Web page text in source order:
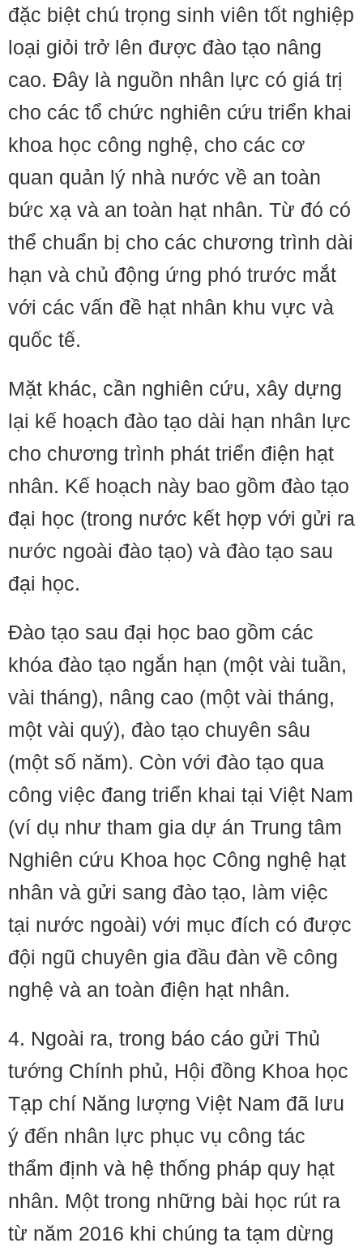
đặc biệt chú trọng sinh viên tốt nghiệp
loại giỏi trở lên được đào tạo nâng
cao. Đây là nguồn nhân lực có giá trị
cho các tổ chức nghiên cứu triển khai
khoa học công nghệ, cho các cơ
quan quản lý nhà nước về an toàn
bức xạ và an toàn hạt nhân. Từ đó có
thể chuẩn bị cho các chương trình dài
hạn và chủ động ứng phó trước mắt
với các vấn đề hạt nhân khu vực và
quốc tế.
Mặt khác, cần nghiên cứu, xây dựng
lại kế hoạch đào tạo dài hạn nhân lực
cho chương trình phát triển điện hạt
nhân. Kế hoạch này bao gồm đào tạo
đại học (trong nước kết hợp với gửi ra
nước ngoài đào tạo) và đào tạo sau
đại học.
Đào tạo sau đại học bao gồm các
khóa đào tạo ngắn hạn (một vài tuần,
vài tháng), nâng cao (một vài tháng,
một vài quý), đào tạo chuyên sâu
(một số năm). Còn với đào tạo qua
công việc đang triển khai tại Việt Nam
(ví dụ như tham gia dự án Trung tâm
Nghiên cứu Khoa học Công nghệ hạt
nhân và gửi sang đào tạo, làm việc
tại nước ngoài) với mục đích có được
đội ngũ chuyên gia đầu đàn về công
nghệ và an toàn điện hạt nhân.
4. Ngoài ra, trong báo cáo gửi Thủ
tướng Chính phủ, Hội đồng Khoa học
Tạp chí Năng lượng Việt Nam đã lưu
ý đến nhân lực phục vụ công tác
thẩm định và hệ thống pháp quy hạt
nhân. Một trong những bài học rút ra
từ năm 2016 khi chúng ta tạm dừng